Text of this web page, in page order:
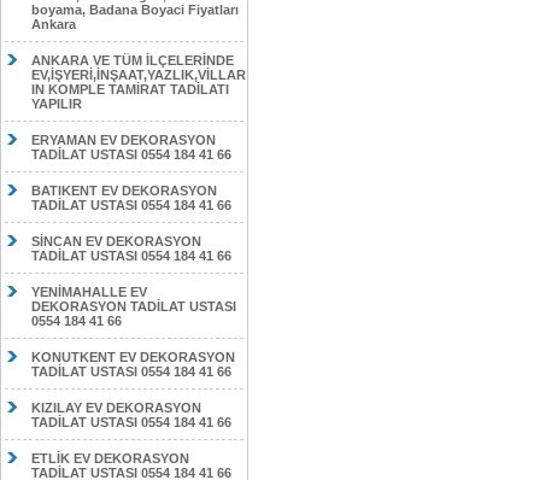
boyama, Badana Boyaci Fiyatları
Ankara
ANKARA VE TÜM İLÇELERİNDE
EV,İŞYERİ,İNŞAAT,YAZLIK,VİLLAR
IN KOMPLE TAMİRAT TADİLATI
YAPILIR
ERYAMAN EV DEKORASYON
TADİLAT USTASI 0554 184 41 66
BATIKENT EV DEKORASYON
TADİLAT USTASI 0554 184 41 66
SİNCAN EV DEKORASYON
TADİLAT USTASI 0554 184 41 66
YENİMAHALLE EV
DEKORASYON TADİLAT USTASI
0554 184 41 66
KONUTKENT EV DEKORASYON
TADİLAT USTASI 0554 184 41 66
KIZILAY EV DEKORASYON
TADİLAT USTASI 0554 184 41 66
ETLİK EV DEKORASYON
TADİLAT USTASI 0554 184 41 66